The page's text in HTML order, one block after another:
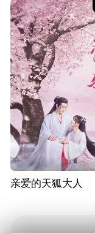
亲爱的天狐大人